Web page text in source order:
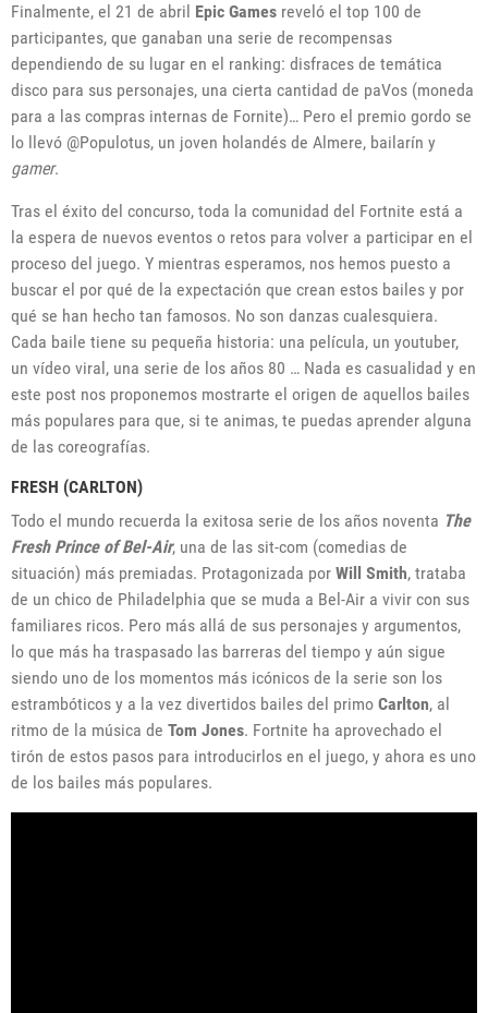
Finalmente, el 21 de abril Epic Games reveló el top 100 de
participantes, que ganaban una serie de recompensas
dependiendo de su lugar en el ranking: disfraces de temática
disco para sus personajes, una cierta cantidad de paVos (moneda
para a las compras internas de Fornite)… Pero el premio gordo se
lo llevó @Populotus, un joven holandés de Almere, bailarín y
gamer.
Tras el éxito del concurso, toda la comunidad del Fortnite está a
la espera de nuevos eventos o retos para volver a participar en el
proceso del juego. Y mientras esperamos, nos hemos puesto a
buscar el por qué de la expectación que crean estos bailes y por
qué se han hecho tan famosos. No son danzas cualesquiera.
Cada baile tiene su pequeña historia: una película, un youtuber,
un vídeo viral, una serie de los años 80 … Nada es casualidad y en
este post nos proponemos mostrarte el origen de aquellos bailes
más populares para que, si te animas, te puedas aprender alguna
de las coreografías.
FRESH (CARLTON)
Todo el mundo recuerda la exitosa serie de los años noventa The
Fresh Prince of Bel-Air, una de las sit-com (comedias de
situación) más premiadas. Protagonizada por Will Smith, trataba
de un chico de Philadelphia que se muda a Bel-Air a vivir con sus
familiares ricos. Pero más allá de sus personajes y argumentos,
lo que más ha traspasado las barreras del tiempo y aún sigue
siendo uno de los momentos más icónicos de la serie son los
estrambóticos y a la vez divertidos bailes del primo Carlton, al
ritmo de la música de Tom Jones. Fortnite ha aprovechado el
tirón de estos pasos para introducirlos en el juego, y ahora es uno
de los bailes más populares.